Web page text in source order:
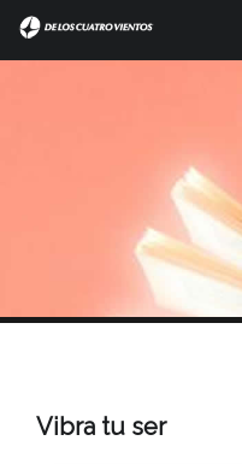
Vibra tu ser